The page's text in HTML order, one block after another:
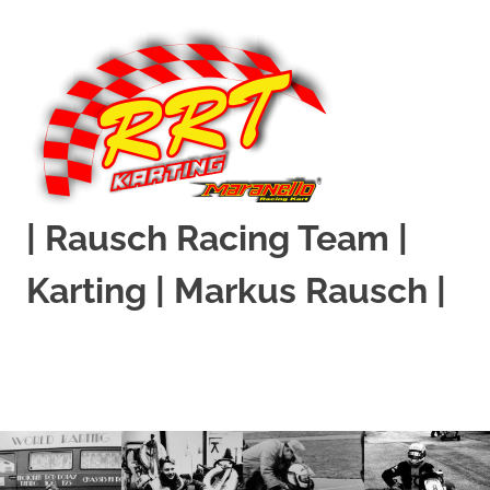
| Rausch Racing Team |
Karting | Markus Rausch |